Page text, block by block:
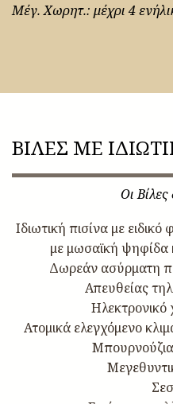
Μέγ. Χωρητ.: μέχρι 4
ΒΙΛΕΣ ΜΕ
Οι
Ιδιωτική πισίνα με
με μωσαϊκή ψηφίδα
Δωρεάν ασύρματη
Απευθείας
Ηλεκτρονικό
Ατομικά ελεγχόμενο